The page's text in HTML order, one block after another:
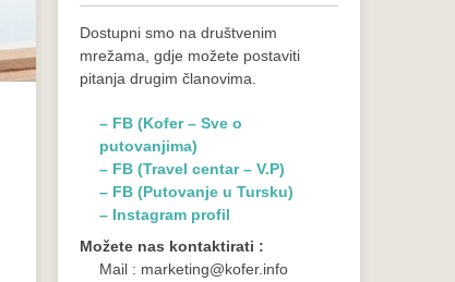
Dostupni smo na društvenim
mrežama, gdje možete postaviti
pitanja drugim članovima.
– FB (Kofer – Sve o
putovanjima)
– FB (Travel centar – V.P)
– FB (Putovanje u Tursku)
– Instagram profil
Možete nas kontaktirati :
Mail : marketing@kofer.info